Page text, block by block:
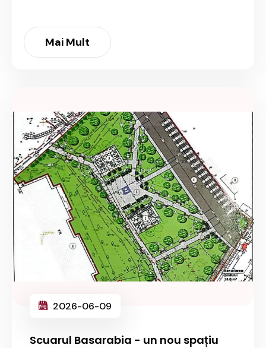
Mai Mult
2026-06-09
Scuarul Basarabia - un nou spațiu